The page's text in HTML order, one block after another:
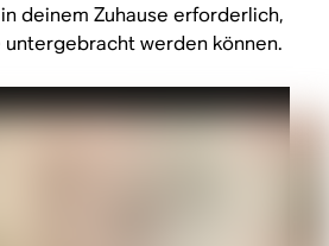
deinem Zuhause erforderlich,
werden können.